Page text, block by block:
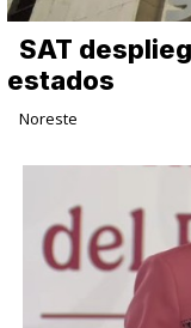
SAT
estados
Noreste